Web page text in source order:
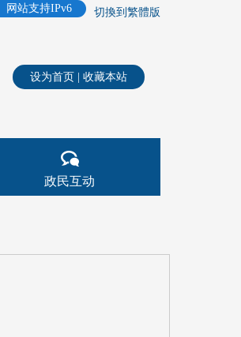
切換到繁體版
网站支持IPv6
设为首页 收藏本站
政民互动